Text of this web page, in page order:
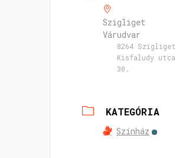
Szigliget
Várudvar
8264 Szigliget,
Kisfaludy utca
30.
KATEGÓRIA
Színház